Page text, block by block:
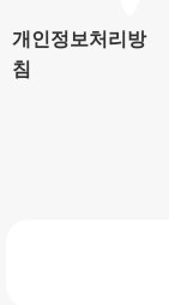
개인정보처리방
침